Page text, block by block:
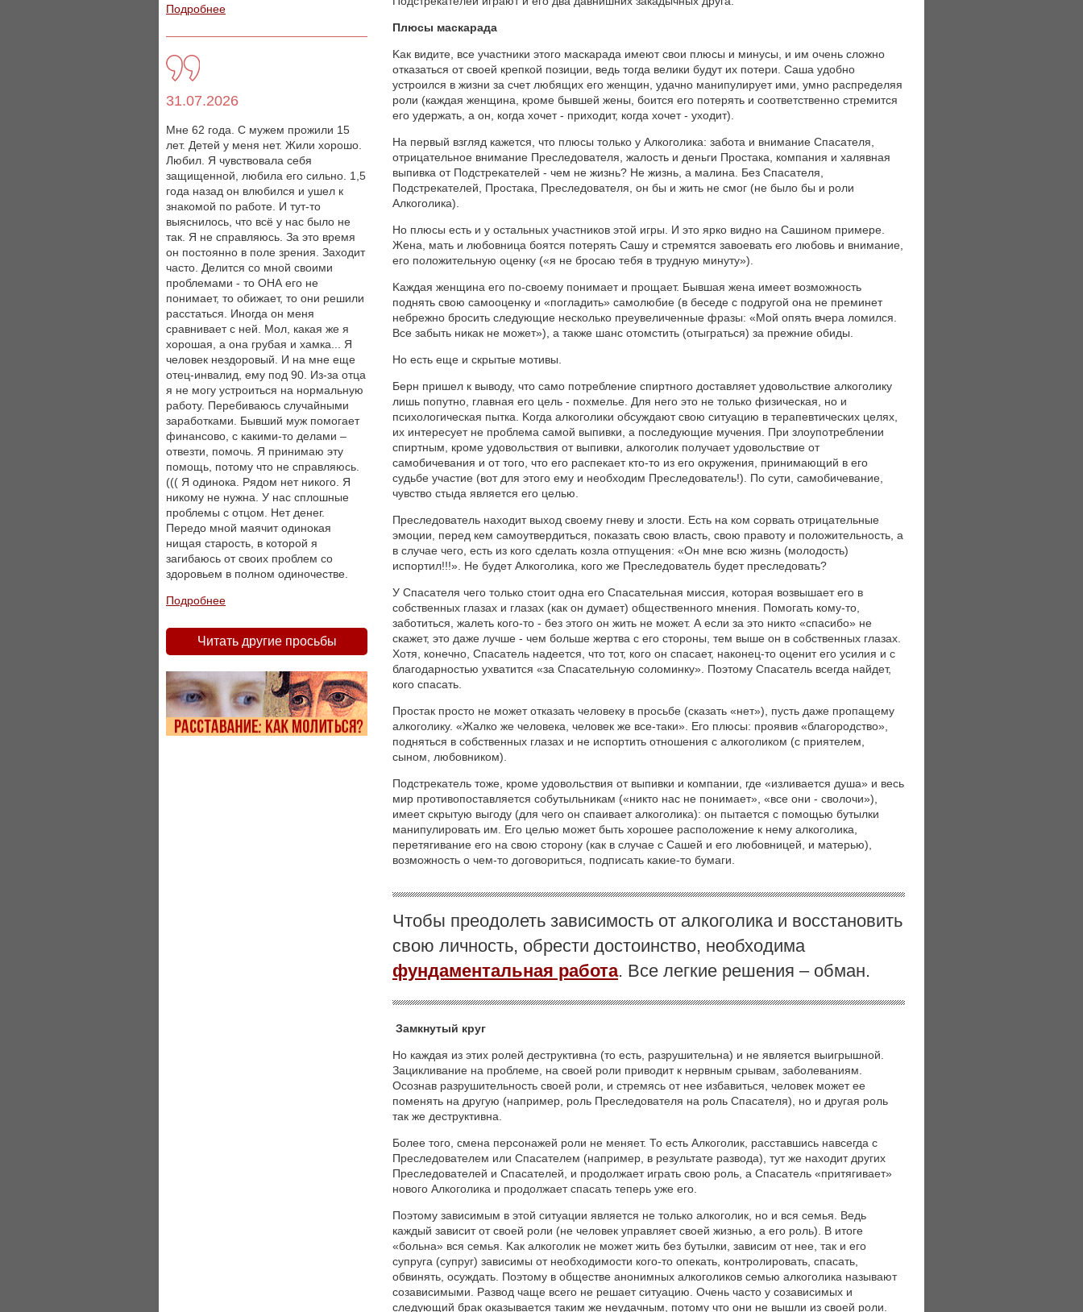
Плюсы маскарада
Kак видите, все участники этого маскарада имеют свои плюсы и минусы, и им очень сложно
отказаться от своей крепкой позиции, ведь тогда велики будут их потери. Саша удобно
устроился в жизни за счет любящих его женщин, удачно манипулирует ими, умно распределяя
роли (каждая женщина, кроме бывшей жены, боится его потерять и соответственно стремится
его удержать, а он, когда хочет - приходит, когда хочет - уходит).
На первый взгляд кажется, что плюсы только у Алкоголика: забота и внимание Спасателя,
отрицательное внимание Преследователя, жалость и деньги Простака, компания и халявная
выпивка от Подстрекателей - чем не жизнь? Не жизнь, а малина. Без Спасателя,
Подстрекателей, Простака, Преследователя, он бы и жить не смог (не было бы и роли
Алкоголика).
Но плюсы есть и у остальных участников этой игры. И это ярко видно на Сашином примере.
Жена, мать и любовница боятся потерять Сашу и стремятся завоевать его любовь и внимание,
его положительную оценку («я не бросаю тебя в трудную минуту»).
Kаждая женщина его по-своему понимает и прощает. Бывшая жена имеет возможность
поднять свою самооценку и «погладить» самолюбие (в беседе с подругой она не преминет
небрежно бросить следующие несколько преувеличенные фразы: «Мой опять вчера ломился.
Все забыть никак не может»), а также шанс отомстить (отыграться) за прежние обиды.
Но есть еще и скрытые мотивы.
Берн пришел к выводу, что само потребление спиртного доставляет удовольствие алкоголику
лишь попутно, главная его цель - похмелье. Для него это не только физическая, но и
психологическая пытка. Kогда алкоголики обсуждают свою ситуацию в терапевтических целях,
их интересует не проблема самой выпивки, а последующие мучения. При злоупотреблении
спиртным, кроме удовольствия от выпивки, алкоголик получает удовольствие от
самобичевания и от того, что его распекает кто-то из его окружения, принимающий в его
судьбе участие (вот для этого ему и необходим Преследователь!). По сути, самобичевание,
чувство стыда является его целью.
Преследователь находит выход своему гневу и злости. Есть на ком сорвать отрицательные
эмоции, перед кем самоутвердиться, показать свою власть, свою правоту и положительность, а
в случае чего, есть из кого сделать козла отпущения: «Он мне всю жизнь (молодость)
испортил!!!». Не будет Алкоголика, кого же Преследователь будет преследовать?
У Спасателя чего только стоит одна его Спасательная миссия, которая возвышает его в
собственных глазах и глазах (как он думает) общественного мнения. Помогать кому-то,
заботиться, жалеть кого-то - без этого он жить не может. А если за это никто «спасибо» не
скажет, это даже лучше - чем больше жертва с его стороны, тем выше он в собственных глазах.
Хотя, конечно, Спасатель надеется, что тот, кого он спасает, наконец-то оценит его усилия и с
благодарностью ухватится «за Спасательную соломинку». Поэтому Спасатель всегда найдет,
кого спасать.
Простак просто не может отказать человеку в просьбе (сказать «нет»), пусть даже пропащему
алкоголику. «Жалко же человека, человек же все-таки». Его плюсы: проявив «благородство»,
подняться в собственных глазах и не испортить отношения с алкоголиком (с приятелем,
сыном, любовником).
Подстрекатель тоже, кроме удовольствия от выпивки и компании, где «изливается душа» и весь
мир противопоставляется собутыльникам («никто нас не понимает», «все они - сволочи»),
имеет скрытую выгоду (для чего он спаивает алкоголика): он пытается с помощью бутылки
манипулировать им. Его целью может быть хорошее расположение к нему алкоголика,
перетягивание его на свою сторону (как в случае с Сашей и его любовницей, и матерью),
возможность о чем-то договориться, подписать какие-то бумаги.
Чтобы преодолеть зависимость от алкоголика и восстановить
свою личность, обрести достоинство, необходима
фундаментальная работа. Все легкие решения – обман.
Замкнутый круг
Но каждая из этих ролей деструктивна (то есть, разрушительна) и не является выигрышной.
Зацикливание на проблеме, на своей роли приводит к нервным срывам, заболеваниям.
Осознав разрушительность своей роли, и стремясь от нее избавиться, человек может ее
поменять на другую (например, роль Преследователя на роль Спасателя), но и другая роль
так же деструктивна.
Более того, смена персонажей роли не меняет. То есть Алкоголик, расставшись навсегда с
Преследователем или Спасателем (например, в результате развода), тут же находит других
Преследователей и Спасателей, и продолжает играть свою роль, а Спасатель «притягивает»
нового Алкоголика и продолжает спасать теперь уже его.
Поэтому зависимым в этой ситуации является не только алкоголик, но и вся семья. Ведь
каждый зависит от своей роли (не человек управляет своей жизнью, а его роль). В итоге
«больна» вся семья. Kак алкоголик не может жить без бутылки, зависим от нее, так и его
супруга (супруг) зависимы от необходимости кого-то опекать, контролировать, спасать,
обвинять, осуждать. Поэтому в обществе анонимных алкоголиков семью алкоголика называют
созависимыми. Развод чаще всего не решает ситуацию. Очень часто у созависимых и
следующий брак оказывается таким же неудачным, потому что они не вышли из своей роли.
Подробнее
31.07.2026
Мне 62 года. С мужем прожили 15
лет. Детей у меня нет. Жили хорошо.
Любил. Я чувствовала себя
защищенной, любила его сильно. 1,5
года назад он влюбился и ушел к
знакомой по работе. И тут-то
выяснилось, что всё у нас было не
так. Я не справляюсь. За это время
он постоянно в поле зрения. Заходит
часто. Делится со мной своими
проблемами - то ОНА его не
понимает, то обижает, то они решили
расстаться. Иногда он меня
сравнивает с ней. Мол, какая же я
хорошая, а она грубая и хамка... Я
человек нездоровый. И на мне еще
отец-инвалид, ему под 90. Из-за отца
я не могу устроиться на нормальную
работу. Перебиваюсь случайными
заработками. Бывший муж помогает
финансово, с какими-то делами –
отвезти, помочь. Я принимаю эту
помощь, потому что не справляюсь.
((( Я одинока. Рядом нет никого. Я
никому не нужна. У нас сплошные
проблемы с отцом. Нет денег.
Передо мной маячит одинокая
нищая старость, в которой я
загибаюсь от своих проблем со
здоровьем в полном одиночестве.
Подробнее
Читать другие просьбы